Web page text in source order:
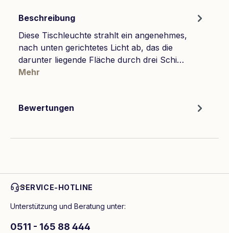
Beschreibung
Diese Tischleuchte strahlt ein angenehmes,
nach unten gerichtetes Licht ab, das die
darunter liegende Fläche durch drei Schi…
Mehr
Bewertungen
SERVICE-HOTLINE
Unterstützung und Beratung unter:
0511 - 165 88 444